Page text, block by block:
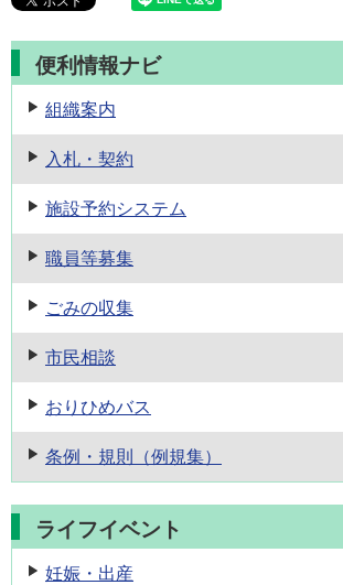
便利情報ナビ
組織案内
入札・契約
施設予約システム
職員等募集
ごみの収集
市民相談
おりひめバス
条例・規則 （例規集）
ライフイベント
妊娠・出産